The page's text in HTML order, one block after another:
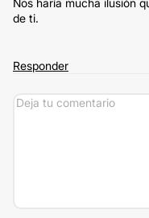
Nos haría mucha ilusión
de ti.
Responder